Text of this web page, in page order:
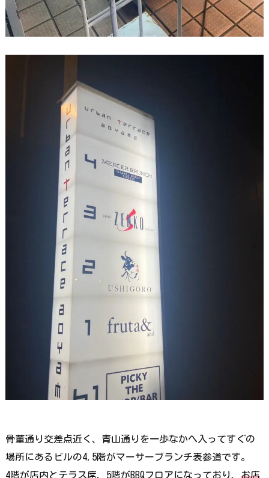
骨董通り交差点近く、青山通りを一歩なかへ入ってすぐの
場所にあるビルの4.5階がマーサーブランチ表参道です。
4階が店内とテラス席、5階がBBQフロアになっており、 お店